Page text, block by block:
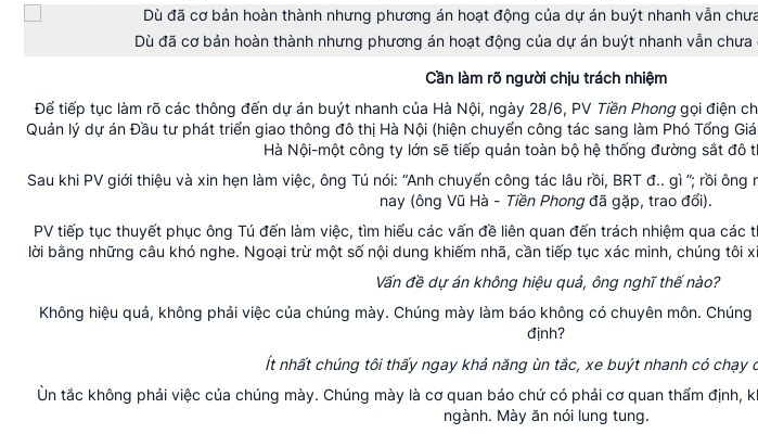
Dù đã cơ bản hoàn thành nhưng phương án hoạt động của dự án buýt nhanh vẫn
Cần làm rõ người chịu trách nhiệm
Để tiếp tục làm rõ các thông đến dự án buýt nhanh của Hà Nội, ngày 28/6, PV Tiền Phonggọi điện
Quản lý dự án Đầu tư phát triển giao thông đô thị Hà Nội (hiện chuyển công tác sang làm Phó Tổng
Hà Nội-một công ty lớn sẽ tiếp quản toàn bộ hệ thống đường sắt đô
Sau khi PV giới thiệu và xin hẹn làm việc, ông Tú nói: “Anh chuyển công tác lâu rồi, BRT đ.. gì ”; rồi
nay (ông Vũ Hà - Tiền Phongđã gặp, trao đổi).
PV tiếp tục thuyết phục ông Tú đến làm việc, tìm hiểu các vấn đề liên quan đến trách nhiệm qua các
lời bằng những câu khó nghe. Ngoại trừ một số nội dung khiếm nhã, cần tiếp tục xác minh, chúng tôi
Vấn đề dự án không hiệu quả, ông nghĩ thế nào?
Không hiệu quả, không phải việc của chúng mày. Chúng mày làm báo không có chuyên môn.
định?
Ít nhất chúng tôi thấy ngay khả năng ùn tắc, xe buýt nhanh có chạy
Ùn tắc không phải việc của chúng mày. Chúng mày là cơ quan báo chứ có phải cơ quan thẩm định,
ngành. Mày ăn nói lung tung.